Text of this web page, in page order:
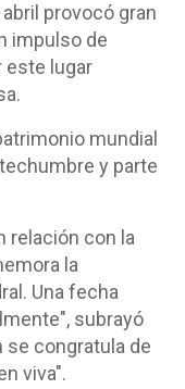
provocó gran
impulso de
este lugar
mundial
y parte
relación con la
la
Una fecha
subrayó
se congratula de
viva".